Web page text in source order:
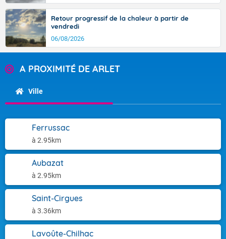
Retour progressif de la chaleur à partir de
vendredi
06/08/2026
A PROXIMITÉ DE ARLET
Ville
Ferrussac
à 2.95km
Aubazat
à 2.95km
Saint-Cirgues
à 3.36km
Lavoûte-Chilhac